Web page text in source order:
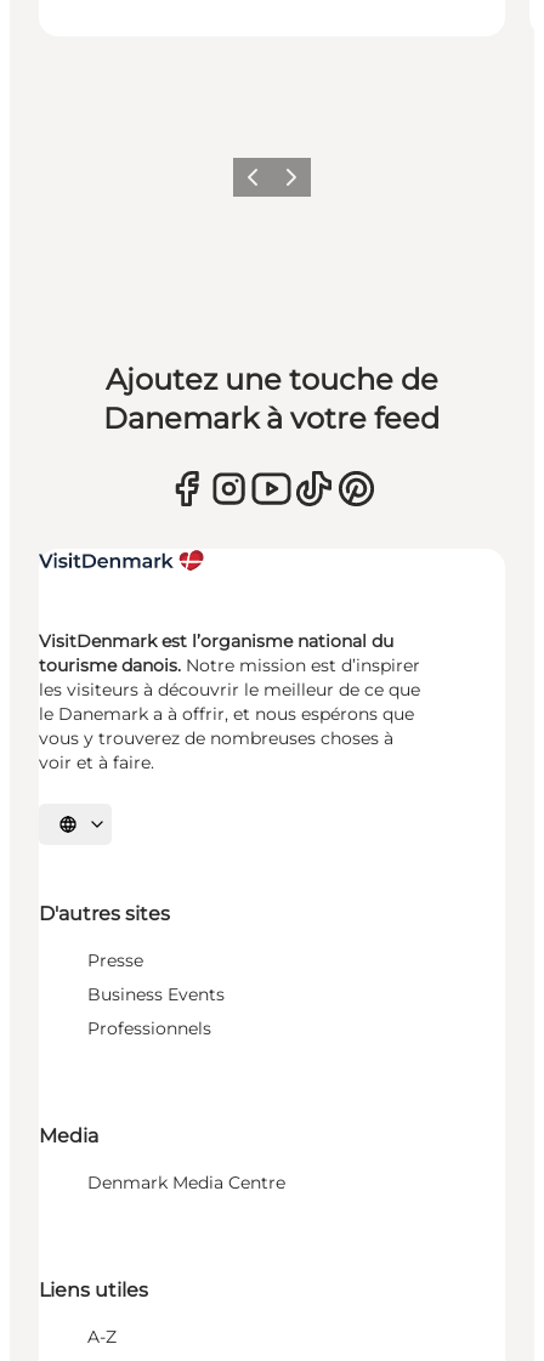
PrécédentSuivant
Ajoutez une touche de
Danemark à votre feed
VisitDenmark est l’organisme national du
tourisme danois. Notre mission est d’inspirer
les visiteurs à découvrir le meilleur de ce que
le Danemark a à offrir, et nous espérons que
vous y trouverez de nombreuses choses à
voir et à faire.
Choisissez la langue
D'autres sites
Presse
Business Events
Professionnels
Media
Denmark Media Centre
Liens utiles
A-Z